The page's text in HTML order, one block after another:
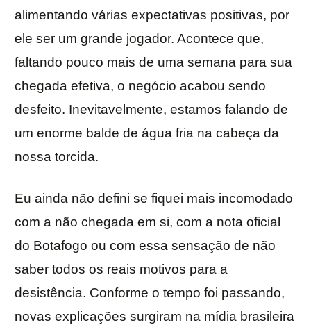
alimentando várias expectativas positivas, por
ele ser um grande jogador. Acontece que,
faltando pouco mais de uma semana para sua
chegada efetiva, o negócio acabou sendo
desfeito. Inevitavelmente, estamos falando de
um enorme balde de água fria na cabeça da
nossa torcida.
Eu ainda não defini se fiquei mais incomodado
com a não chegada em si, com a nota oficial
do Botafogo ou com essa sensação de não
saber todos os reais motivos para a
desistência. Conforme o tempo foi passando,
novas explicações surgiram na mídia brasileira